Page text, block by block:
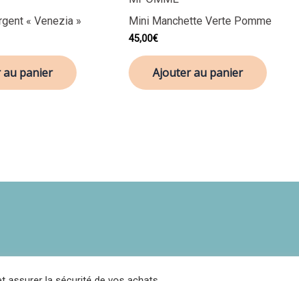
« Venezia »
au panier
Mini Manchette Verte Pomme
45,00€
Ajouter au panier